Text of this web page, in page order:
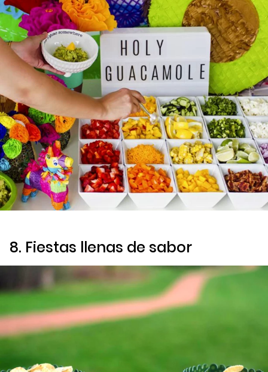
8. Fiestas llenas de sabor